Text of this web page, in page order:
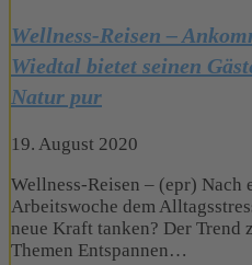
Wellness-Reisen –
Wiedtal bietet seinen
Natur pur
19. August 2020
Wellness-Reisen – (epr) Nach
Arbeitswoche dem
neue Kraft tanken? Der Trend
Themen Entspannen…